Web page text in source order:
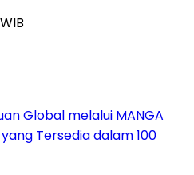
Global melalui MANGA
Tersedia dalam 100